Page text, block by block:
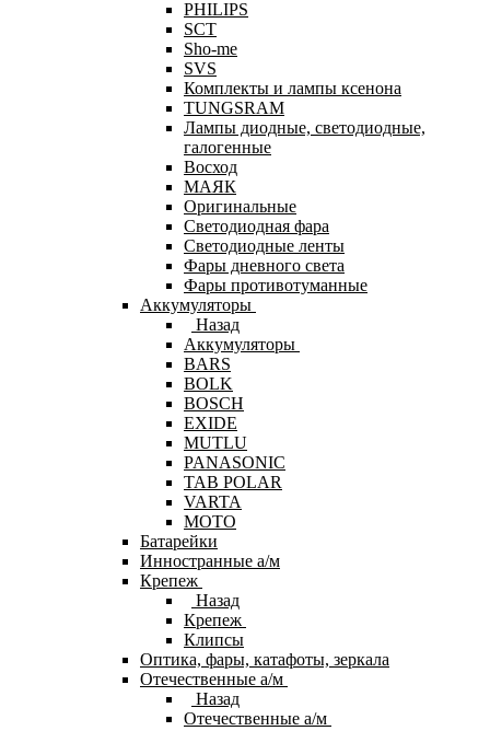
PHILIPS
SCT
Sho-me
SVS
Комплекты и лампы ксенона
TUNGSRAM
Лампы диодные, светодиодные,
галогенные
Восход
МАЯК
Оригинальные
Светодиодная фара
Светодиодные ленты
Фары дневного света
Фары противотуманные
Аккумуляторы
Назад
Аккумуляторы
BARS
BOLK
BOSCH
EXIDE
MUTLU
PANASONIC
TAB POLAR
VARTA
МОТО
Батарейки
Инностранные а/м
Крепеж
Назад
Крепеж
Клипсы
Оптика, фары, катафоты, зеркала
Отечественные а/м
Назад
Отечественные а/м